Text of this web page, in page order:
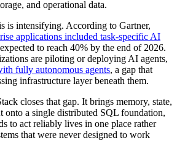
2026/PRNewswire/ --TiDB
database, today launched the
SuperAI Summit Singapore, a
gives AI agents durable memory,
context as they scale into production.
AI pilots and proofs of concept, a
AI agents struggle to retain memory,
context across sessions, workflows,
agents can perform tasks in isolated
into enterprise-grade systems often
multiple disconnected components for
and operational data.